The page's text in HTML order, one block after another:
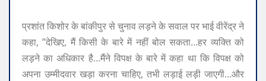
प्रशांत किशोर के बांकीपुर से चुनाव लड़ने के सवाल पर भाई वीरेंद्र ने
कहा, ”देखिए, मैं किसी के बारे में नहीं बोल सकता…हर व्यक्ति को
लड़ने का अधिकार है…मैंने विपक्ष के बारे में कहा था कि विपक्ष को
अपना उम्मीदवार खड़ा करना चाहिए, तभी लड़ाई लड़ी जाएगी…और